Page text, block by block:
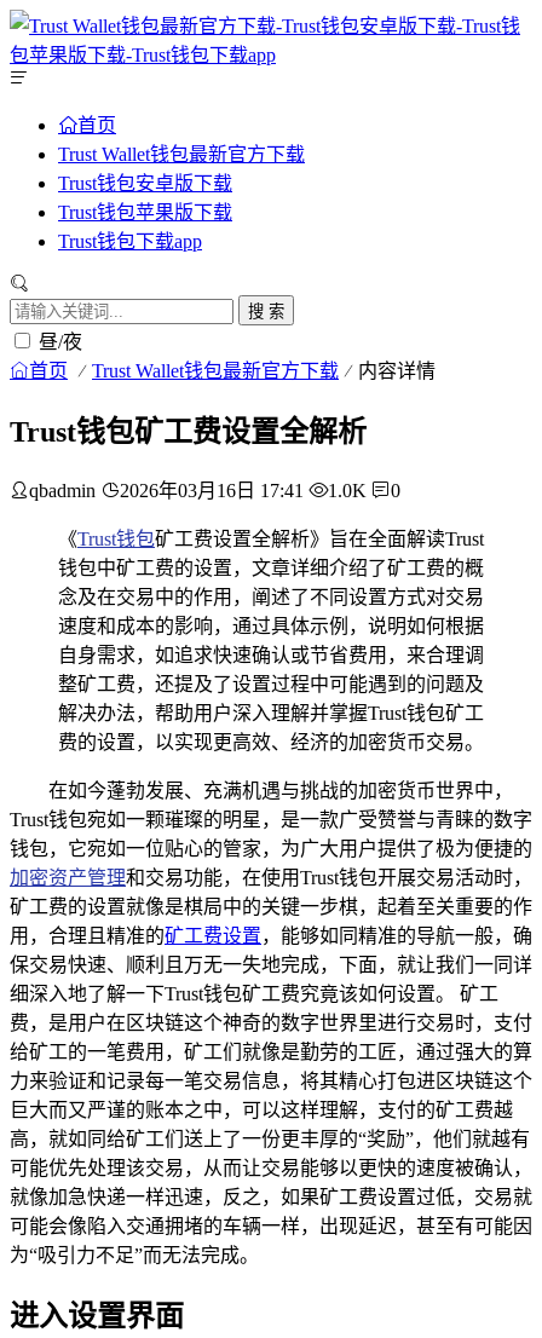
首页
Trust Wallet钱包最新官方下载
Trust钱包安卓版下载
Trust钱包苹果版下载
Trust钱包下载app
搜 索
昼/夜
首页 Trust Wallet钱包最新官方下载 内容详情
Trust钱包矿工费设置全解析
qbadmin 2026年03月16日 17:41 1.0K 0
《Trust钱包矿工费设置全解析》旨在全面解读Trust
钱包中矿工费的设置，文章详细介绍了矿工费的概
念及在交易中的作用，阐述了不同设置方式对交易
速度和成本的影响，通过具体示例，说明如何根据
自身需求，如追求快速确认或节省费用，来合理调
整矿工费，还提及了设置过程中可能遇到的问题及
解决办法，帮助用户深入理解并掌握Trust钱包矿工
费的设置，以实现更高效、经济的加密货币交易。
在如今蓬勃发展、充满机遇与挑战的加密货币世界中，
Trust钱包宛如一颗璀璨的明星，是一款广受赞誉与青睐的数字
钱包，它宛如一位贴心的管家，为广大用户提供了极为便捷的
加密资产管理和交易功能，在使用Trust钱包开展交易活动时，
矿工费的设置就像是棋局中的关键一步棋，起着至关重要的作
用，合理且精准的矿工费设置，能够如同精准的导航一般，确
保交易快速、顺利且万无一失地完成，下面，就让我们一同详
细深入地了解一下Trust钱包矿工费究竟该如何设置。 矿工
费，是用户在区块链这个神奇的数字世界里进行交易时，支付
给矿工的一笔费用，矿工们就像是勤劳的工匠，通过强大的算
力来验证和记录每一笔交易信息，将其精心打包进区块链这个
巨大而又严谨的账本之中，可以这样理解，支付的矿工费越
高，就如同给矿工们送上了一份更丰厚的“奖励”，他们就越有
可能优先处理该交易，从而让交易能够以更快的速度被确认，
就像加急快递一样迅速，反之，如果矿工费设置过低，交易就
可能会像陷入交通拥堵的车辆一样，出现延迟，甚至有可能因
为“吸引力不足”而无法完成。
进入设置界面